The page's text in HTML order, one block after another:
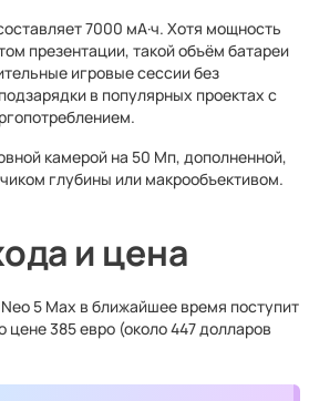
7000 мА·ч. Хотя мощность
презентации, такой объём батареи
игровые сессии без
в популярных проектах с
камерой на 50 Мп, дополненной,
глубины или макрообъективом.
и цена
5 Max в ближайшее время поступит
цене 385 евро (около 447 долларов